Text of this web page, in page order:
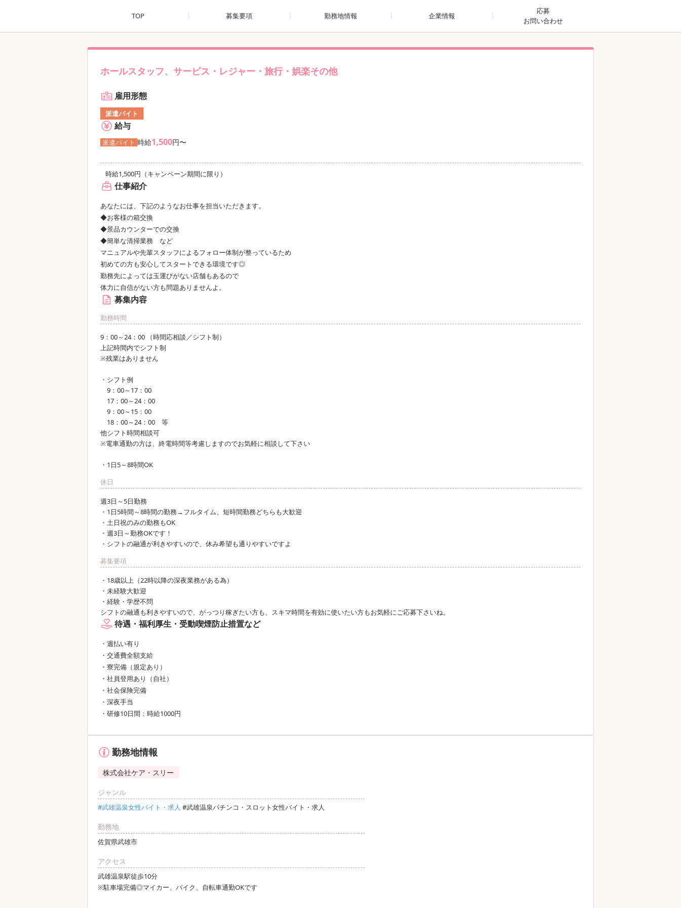
TOP 募集要項 勤務地情報 企業情報
応募
お問い合わせ
ホールスタッフ、サービス・レジャー・旅行・娯楽その他
雇用形態
派遣バイト
給与
派遣バイト 時給1,500円〜
時給1,500円（キャンペーン期間に限り）
仕事紹介
あなたには、下記のようなお仕事を担当いただきます。
◆お客様の箱交換
◆景品カウンターでの交換
◆簡単な清掃業務 など
マニュアルや先輩スタッフによるフォロー体制が整っているため
初めての方も安心してスタートできる環境です◎
勤務先によっては玉運びがない店舗もあるので
体力に自信がない方も問題ありませんよ。
募集内容
勤務時間
9：00～24：00 （時間応相談／シフト制）
上記時間内でシフト制
※残業はありません
・シフト例
9：00～17：00
17：00～24：00
9：00～15：00
18：00～24：00 等
他シフト時間相談可
※電車通勤の方は、終電時間等考慮しますのでお気軽に相談して下さい
・1日5～8時間OK
休日
週3日～5日勤務
・1日5時間～8時間の勤務→フルタイム、短時間勤務どちらも大歓迎
・土日祝のみの勤務もOK
・週3日～勤務OKです！
・シフトの融通が利きやすいので、休み希望も通りやすいですよ
募集要項
・18歳以上（22時以降の深夜業務がある為）
・未経験大歓迎
・経験・学歴不問
シフトの融通も利きやすいので、がっつり稼ぎたい方も、スキマ時間を有効に使いたい方もお気軽にご応募下さいね。
待遇・福利厚生・受動喫煙防止措置など
・週払い有り
・交通費全額支給
・寮完備（規定あり）
・社員登用あり（自社）
・社会保険完備
・深夜手当
・研修10日間：時給1000円
勤務地情報
株式会社ケア・スリー
ジャンル
#武雄温泉女性バイト・求人 #武雄温泉パチンコ・スロット女性バイト・求人
勤務地
佐賀県武雄市
アクセス
武雄温泉駅徒歩10分
※駐車場完備◎マイカー、バイク、自転車通勤OKです